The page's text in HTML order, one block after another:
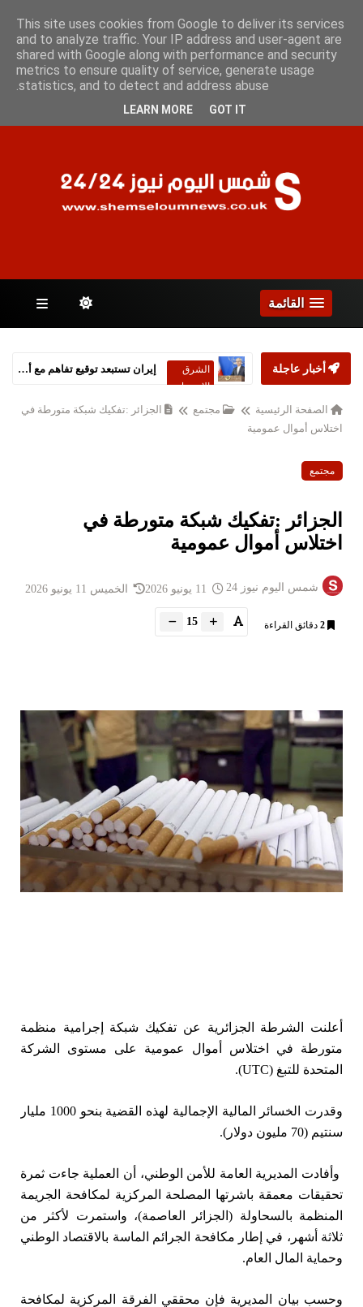
الخميس 6 أغسطس 2026
الصفحات
القائمة
أخبار عاجلة
الشرق
الاوسط
إيران تستبعد توقيع تفاهم مع أميركا خلال 24 ساعة
الصفحة الرئيسية مجتمع
الجزائر :تفكيك شبكة متورطة في
اختلاس أموال عمومية
مجتمع
الجزائر :تفكيك شبكة متورطة في
اختلاس أموال عمومية
شمس اليوم نيوز 24 الخميس 11 يونيو 2026
2 دقائق القراءة 15
أعلنت الشرطة الجزائرية عن تفكيك شبكة إجرامية منظمة
متورطة في اختلاس أموال عمومية على مستوى الشركة
المتحدة للتبغ (UTC).
وقدرت الخسائر المالية الإجمالية لهذه القضية بنحو 1000 مليار
سنتيم (70 مليون دولار).
وأفادت المديرية العامة للأمن الوطني، أن العملية جاءت ثمرة
تحقيقات معمقة باشرتها المصلحة المركزية لمكافحة الجريمة
المنظمة بالسحاولة (الجزائر العاصمة)، واستمرت لأكثر من
ثلاثة أشهر، في إطار مكافحة الجرائم الماسة بالاقتصاد الوطني
وحماية المال العام.
وحسب بيان المديرية فإن محققي الفرقة المركزية لمكافحة
This site uses cookies from Google to deliver its services
and to analyze traffic. Your IP address and user-agent are
shared with Google along with performance and security
metrics to ensure quality of service, generate usage
statistics, and to detect and address abuse.
LEARN MORE GOT IT